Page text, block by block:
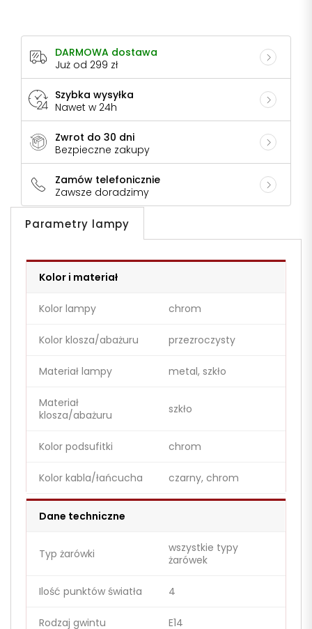
DARMOWA dostawa
Już od 299 zł
Szybka wysyłka
Nawet w 24h
Zwrot do 30 dni
Bezpieczne zakupy
Zamów telefonicznie
Zawsze doradzimy
Parametry lampy
Kolor i materiał
Kolor lampy chrom
Kolor klosza/abażuru przezroczysty
Materiał lampy metal, szkło
Materiał
klosza/abażuru
szkło
Kolor podsufitki chrom
Kolor kabla/łańcucha czarny, chrom
Dane techniczne
Typ żarówki
wszystkie typy
żarówek
Ilość punktów światła 4
Rodzaj gwintu E14